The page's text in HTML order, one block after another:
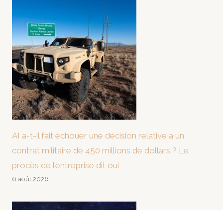
AI a-t-il fait échouer une décision relative à un
contrat militaire de 450 millions de dollars ? Le
procès de l’entreprise dit oui
6 août 2026